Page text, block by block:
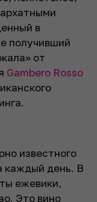
в
получивший
от
Gambero Rosso
известного
каждый день. В
ежевики,
Это вино